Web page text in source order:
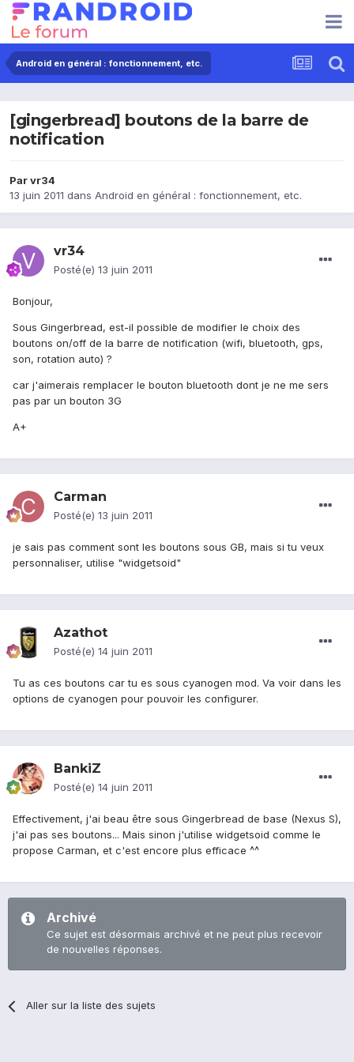
Android en général : fonctionnement, etc.
[gingerbread] boutons de la barre de
notification
Parvr34
13 juin 2011 dans Android en général : fonctionnement, etc.
vr34
Posté(e) 13 juin 2011
Bonjour,
Sous Gingerbread, est-il possible de modifier le choix des
boutons on/off de la barre de notification (wifi, bluetooth, gps,
son, rotation auto) ?
car j'aimerais remplacer le bouton bluetooth dont je ne me sers
pas par un bouton 3G
A+
Carman
Posté(e) 13 juin 2011
je sais pas comment sont les boutons sous GB, mais si tu veux
personnaliser, utilise "widgetsoid"
Azathot
Posté(e) 14 juin 2011
Tu as ces boutons car tu es sous cyanogen mod. Va voir dans les
options de cyanogen pour pouvoir les configurer.
BankiZ
Posté(e) 14 juin 2011
Effectivement, j'ai beau être sous Gingerbread de base (Nexus S),
j'ai pas ses boutons... Mais sinon j'utilise widgetsoid comme le
propose Carman, et c'est encore plus efficace ^^
Archivé
Ce sujet est désormais archivé et ne peut plus recevoir
de nouvelles réponses.
Aller sur la liste des sujets